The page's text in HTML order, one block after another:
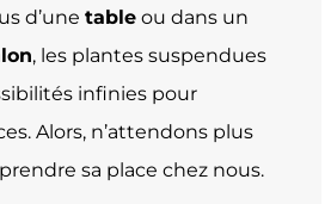
d’une table ou dans un
, les plantes suspendues
infinies pour
Alors, n’attendons plus
sa place chez nous.